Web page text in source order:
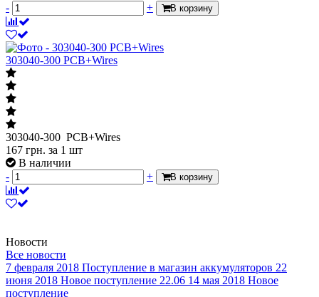
-
+ В корзину
303040-300 PCB+Wires
303040-300 PCB+Wires
167 грн. за 1 шт
В наличии
-
+ В корзину
Новости
Все новости
7 февраля 2018 Поступление в магазин аккумуляторов 22
июня 2018 Новое поступление 22.06 14 мая 2018 Новое
поступление